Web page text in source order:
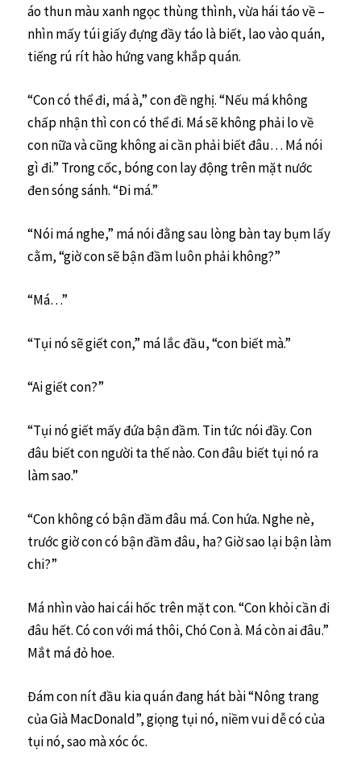
áo thun màu xanh ngọc thùng thình, vừa hái táo về –
nhìn mấy túi giấy đựng đầy táo là biết, lao vào quán,
tiếng rú rít hào hứng vang khắp quán.
“Con có thể đi, má à,” con đề nghị. “Nếu má không
chấp nhận thì con có thể đi. Má sẽ không phải lo về
con nữa và cũng không ai cần phải biết đâu… Má nói
gì đi.” Trong cốc, bóng con lay động trên mặt nước
đen sóng sánh. “Đi má.”
“Nói má nghe,” má nói đằng sau lòng bàn tay bụm lấy
cằm, “giờ con sẽ bận đầm luôn phải không?”
“Má…”
“Tụi nó sẽ giết con,” má lắc đầu, “con biết mà.”
“Ai giết con?”
“Tụi nó giết mấy đứa bận đầm. Tin tức nói đầy. Con
đâu biết con người ta thế nào. Con đâu biết tụi nó ra
làm sao.”
“Con không có bận đầm đâu má. Con hứa. Nghe nè,
trước giờ con có bận đầm đâu, ha? Giờ sao lại bận làm
chi?”
Má nhìn vào hai cái hốc trên mặt con. “Con khỏi cần đi
đâu hết. Có con với má thôi, Chó Con à. Má còn ai đâu.”
Mắt má đỏ hoe.
Đám con nít đầu kia quán đang hát bài “Nông trang
của Già MacDonald”, giọng tụi nó, niềm vui dễ có của
tụi nó, sao mà xóc óc.